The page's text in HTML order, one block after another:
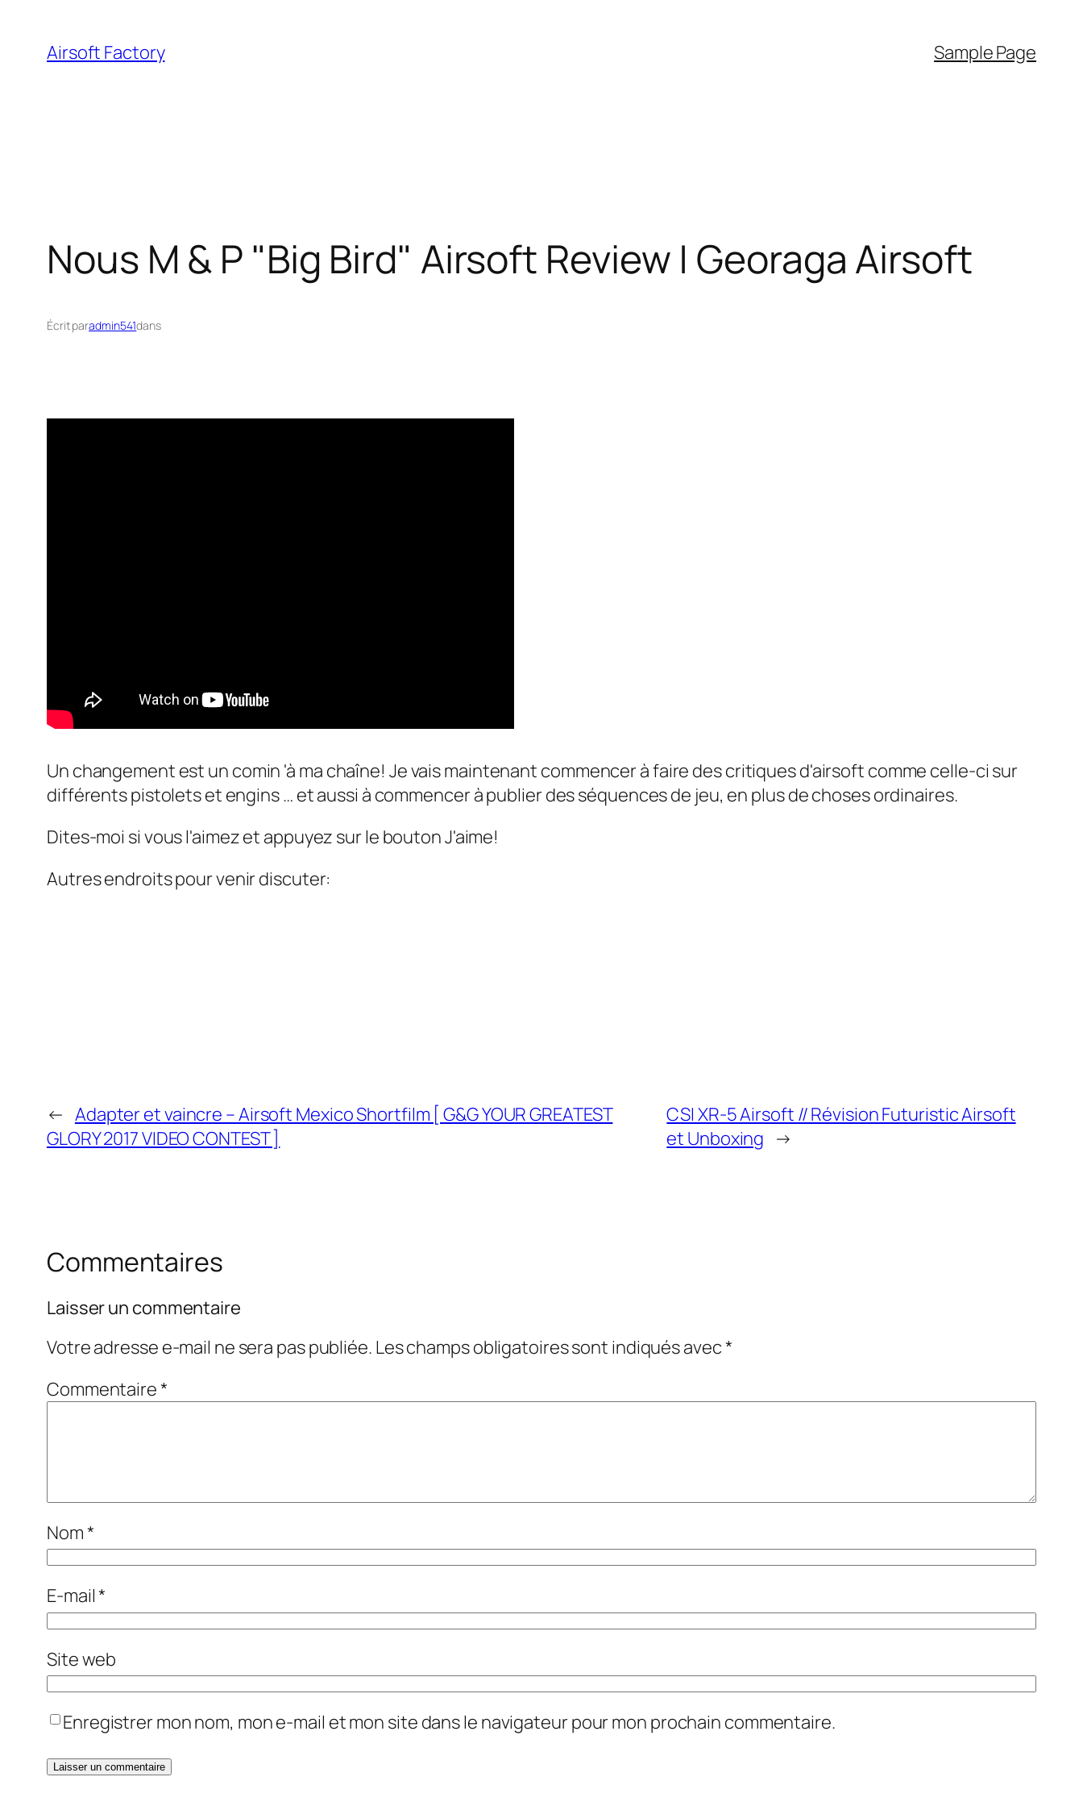
contenu
Airsoft Factory Sample Page
Nous M & P "Big Bird" Airsoft Review | Georaga Airsoft
Écrit paradmin541dans
Un changement est un comin 'à ma chaîne! Je vais maintenant commencer à faire des critiques d'airsoft comme celle-ci sur
différents pistolets et engins … et aussi à commencer à publier des séquences de jeu, en plus de choses ordinaires.
Dites-moi si vous l'aimez et appuyez sur le bouton J'aime!
Autres endroits pour venir discuter:
← Adapter et vaincre – Airsoft Mexico Shortfilm [ G&G YOUR GREATEST
GLORY 2017 VIDEO CONTEST ]
CSI XR-5 Airsoft // Révision Futuristic Airsoft
et Unboxing →
Commentaires
Laisser un commentaire
Votre adresse e-mail ne sera pas publiée. Les champs obligatoires sont indiqués avec*
Commentaire*
Nom*
E-mail*
Site web
Enregistrer mon nom, mon e-mail et mon site dans le navigateur pour mon prochain commentaire.